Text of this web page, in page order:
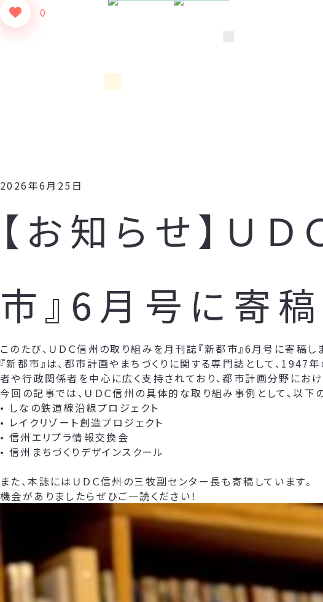
0
2026年6月25日
【お知らせ】Ｕ
市』6月号に寄
このたび、ＵＤＣ信州の取り組みを月刊誌『新都市』6月号に寄稿し
『新都市』は、都市計画やまちづくりに関する専門誌として、
者や行政関係者を中心に広く支持されており、都市計画分野にお
今回の記事では、ＵＤＣ信州の具体的な取り組み事例として、以下
• しなの鉄道線沿線プロジェクト
• レイクリゾート創造プロジェクト
• 信州エリプラ情報交換会
• 信州まちづくりデザインスクール
また、本誌にはＵＤＣ信州の三牧副センター長も寄稿しています。
機会がありましたらぜひご一読ください！